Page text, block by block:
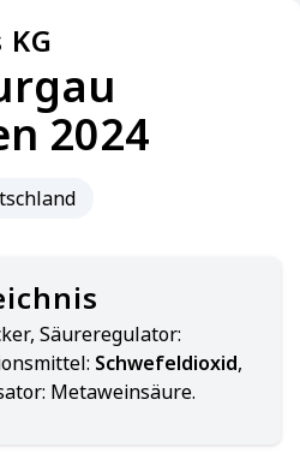
2024
Säureregulator:
Schwefeldioxid,
Metaweinsäure.